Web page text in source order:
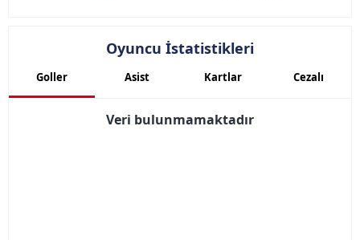
Oyuncu İstatistikleri
Goller Asist Kartlar Cezalı
Veri bulunmamaktadır